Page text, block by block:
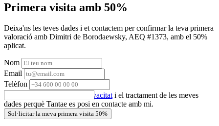
Primera visita amb 50%
Deixa'ns les teves dades i et contactem per confirmar la teva primera
valoració amb Dimitri de Borodaewsky, AEQ #1373, amb el 50%
aplicat.
Nom
Email
Telèfon
política de privacitat i el tractament de les meves
dades perquè Tantae es posi en contacte amb mi.
Sol·licitar la meva primera visita 50%